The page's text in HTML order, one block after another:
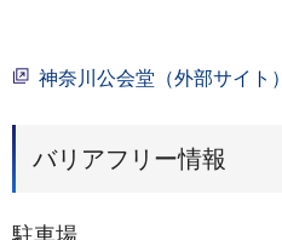
神奈川公会堂（外部サイト）
バリアフリー情報
駐車場